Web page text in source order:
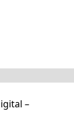
–